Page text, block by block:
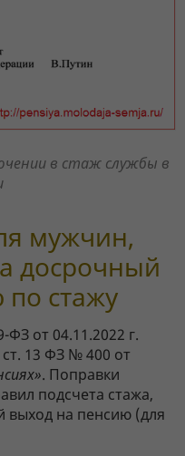
в стаж службы в
мужчин,
досрочный
стажу
от 04.11.2022 г.
ст. 13 ФЗ № 400 от
. Поправки
подсчета стажа,
на пенсию (для